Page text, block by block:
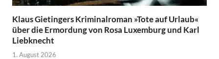
Klaus Gietingers Kriminalroman »Tote auf Urlaub«
über die Ermordung von Rosa Luxemburg und Karl
Liebknecht
1. August 2026